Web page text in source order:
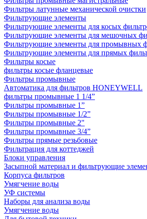
Фильтры латунные механической очистки
Фильтрующие элементы
Фильтрующие элементы для косых
Фильтрующие элементы для мешочных
Фильтрующие элементы для промывных
Фильтрующие элементы для прямых
Фильтры косые
фильтры косые фланцевые
Фильтры промывные
Автоматика для фильтров HONEYWELL
фильтры промывные 1 1/4”
Фильтры промывные 1”
Фильтры промывные 1/2”
Фильтры промывные 2"
Фильтры промывные 3/4”
Фильтры прямые резьбовые
Фильтрация для коттеджей
Блоки управления
Засыпной материал и фильтрующие
Корпуса фильтров
Умягчение воды
УФ системы
Наборы для анализа воды
Умягчение воды